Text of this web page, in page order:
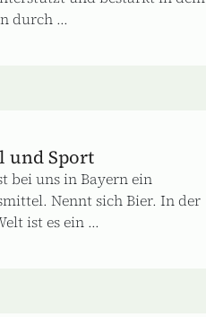
durch ...
und Sport
bei uns in Bayern ein
Nennt sich Bier. In der
ist es ein ...